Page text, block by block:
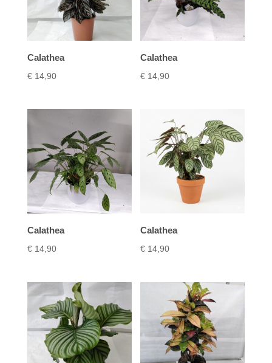
Calathea
€14,90
Calathea
€ 14,90
Calathea
€14,90
Calathea
€ 14,90